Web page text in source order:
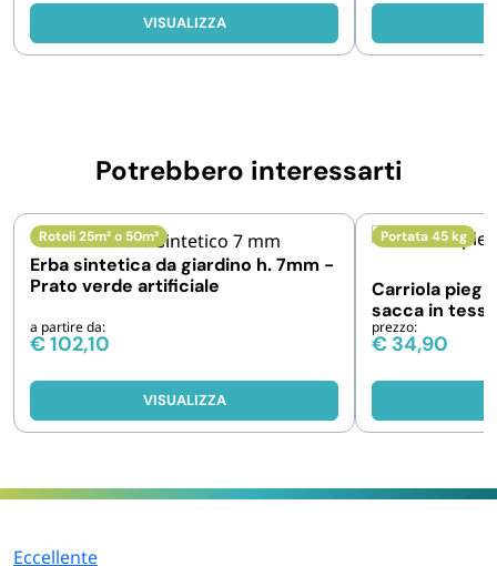
VISUALIZZA
Potrebbero interessarti
Rotoli 25m² o 50m²
Erba sintetica da giardino h. 7mm -
Prato verde artificiale
a partire da:
€102,10
VISUALIZZA
Portata 45 kg
Carriola
sacca in
prezzo:
€ 34,90
Eccellente